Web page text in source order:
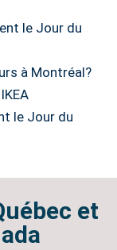
le Jour du
à Montréal?
le Jour du
et